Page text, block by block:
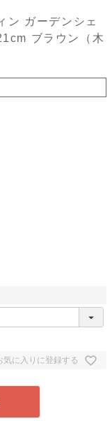
ン ガーデンシェ
ブラウン（木
気に入りに登録する